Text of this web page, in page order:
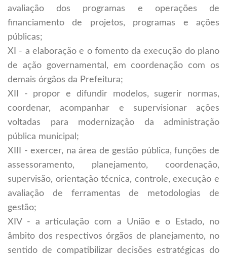
avaliação dos programas e operações de
financiamento de projetos, programas e ações
públicas;
XI - a elaboração e o fomento da execução do plano
de ação governamental, em coordenação com os
demais órgãos da Prefeitura;
XII - propor e difundir modelos, sugerir normas,
coordenar, acompanhar e supervisionar ações
voltadas para modernização da administração
pública municipal;
XIII - exercer, na área de gestão pública, funções de
assessoramento, planejamento, coordenação,
supervisão, orientação técnica, controle, execução e
avaliação de ferramentas de metodologias de
gestão;
XIV - a articulação com a União e o Estado, no
âmbito dos respectivos órgãos de planejamento, no
sentido de compatibilizar decisões estratégicas do